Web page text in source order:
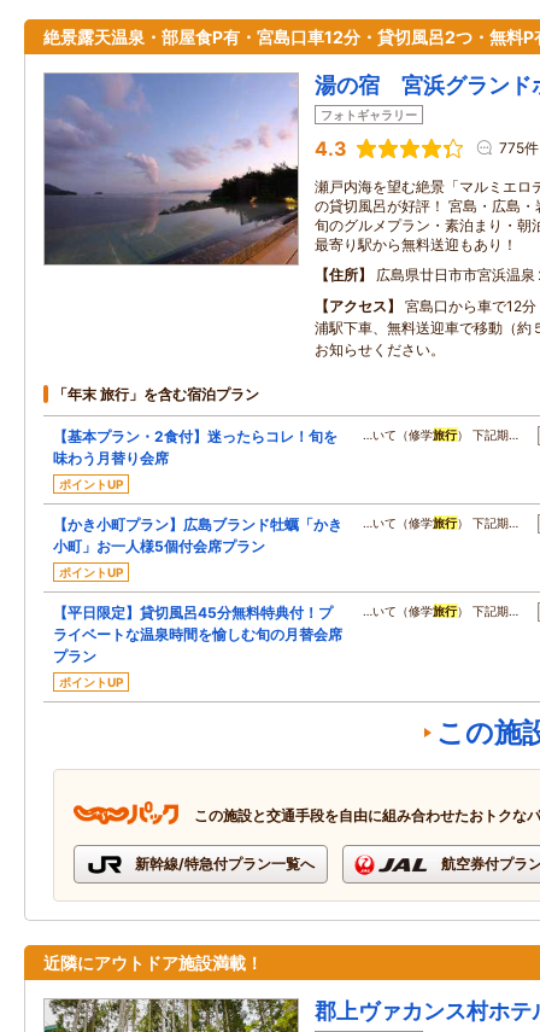
絶景露天温泉・部屋食P有・宮島口車12分・貸切風呂2つ・無料P
湯の宿 宮浜グランド
フォトギャラリー
4.3 775件
瀬戸内海を望む絶景「マルミエロ
の貸切風呂が好評！ 宮島・広島
旬のグルメプラン・素泊まり・
最寄り駅から無料送迎もあり！
住所
広島県廿日市市宮浜温
アクセス
宮島口から車で12
浦駅下車、無料送迎車で移動（約
お知らせください。
「年末 旅行」を含む宿泊プラン
【基本プラン・2食付】迷ったらコレ！旬を
味わう月替り会席
ポイントUP
…いて（修学旅行） 下記期…
【かき小町プラン】広島ブランド牡蠣「かき
小町」お一人様5個付会席プラン
ポイントUP
…いて（修学旅行） 下記期…
【平日限定】貸切風呂45分無料特典付！プ
ライベートな温泉時間を愉しむ旬の月替会席
プラン
ポイントUP
…いて（修学旅行） 下記期…
この施
この施設と交通手段を自由に組み合わせたおトクな
新幹線/特急付プラン一覧へ 航空券付プラ
近隣にアウトドア施設満載！
郡上ヴァカンス村ホテ